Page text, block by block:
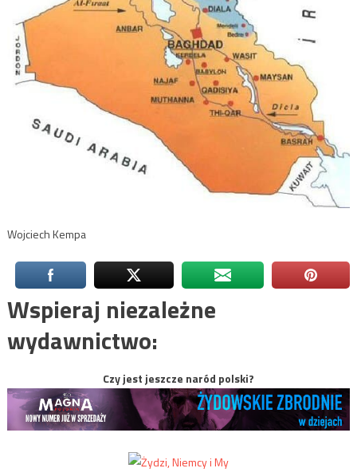
Wojciech Kempa
Wspieraj niezależne
wydawnictwo:
Czy jest jeszcze naród polski?